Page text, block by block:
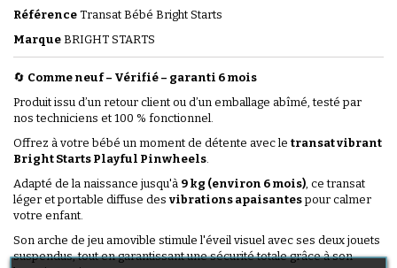
Référence Transat Bébé Bright Starts
Marque BRIGHT STARTS
🔄 Comme neuf – Vérifié – garanti 6 mois
Produit issu d’un retour client ou d’un emballage abîmé, testé par
nos techniciens et 100 % fonctionnel.
Offrez à votre bébé un moment de détente avec le transat vibrant
Bright Starts Playful Pinwheels
Adapté de la naissance jusqu'à 9 kg (environ 6 mois) , ce transat
léger et portable diffuse des vibrations apaisantespour calmer
votre enfant.
Son arche de jeu amovible stimule l'éveil visuel avec ses deux jouets
suspendus, tout en garantissant une sécurité totale grâce à son